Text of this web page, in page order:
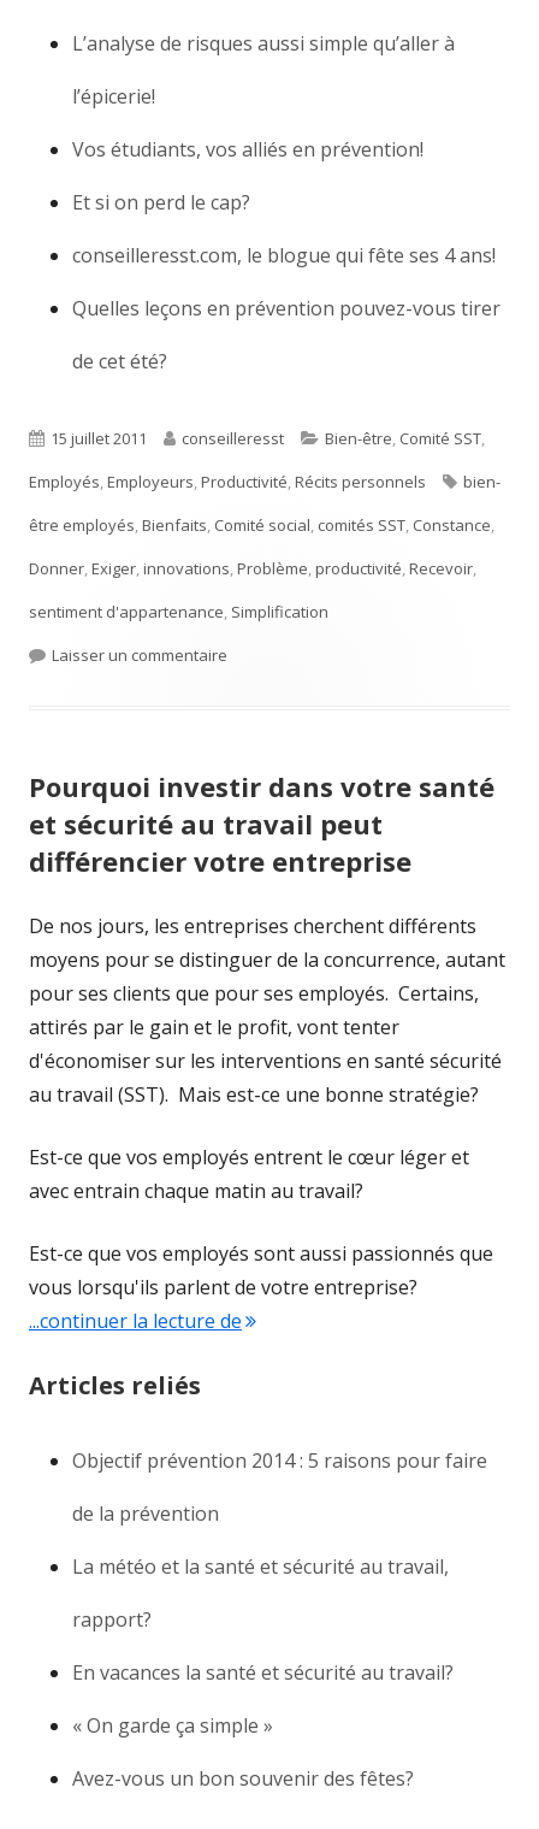
L’analyse de risques aussi simple qu’aller à
l’épicerie!
Vos étudiants, vos alliés en prévention!
Et si on perd le cap?
conseilleresst.com, le blogue qui fête ses 4 ans!
Quelles leçons en prévention pouvez-vous tirer
de cet été?
Publié
le
15 juillet 2011 Auteur
conseilleresst Catégories
Bien-être, Comité SST,
Employés,Employeurs,Productivité,Récits personnels Étiquettes
bien-
être employés,Bienfaits, Comité social, comités SST, Constance,
Donner,Exiger,innovations,Problème,productivité,Recevoir,
sentiment d'appartenance, Simplification
Laisser un commentaire
Pourquoi investir dans votre santé
et sécurité au travail peut
différencier votre entreprise
De nos jours, les entreprises cherchent différents
moyens pour se distinguer de la concurrence, autant
pour ses clients que pour ses employés. Certains,
attirés par le gain et le profit, vont tenter
d'économiser sur les interventions en santé sécurité
au travail (SST). Mais est-ce une bonne stratégie?
Est-ce que vos employés entrent le cœur léger et
avec entrain chaque matin au travail?
Est-ce que vos employés sont aussi passionnés que
vous lorsqu'ils parlent de votre entreprise?
...continuer la lecture de"Pourquoi investir dans votre
Articles reliés
Objectif prévention 2014 : 5 raisons pour faire
de la prévention
La météo et la santé et sécurité au travail,
rapport?
En vacances la santé et sécurité au travail?
« On garde ça simple »
Avez-vous un bon souvenir des fêtes?